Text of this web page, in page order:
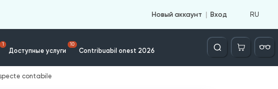
Новый аккаунт Вход RU
1
Доступные услуги
10
Contribuabil onest 2026
Căutare
contabile